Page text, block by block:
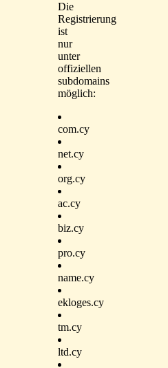
Die
Registrierung
ist
nur
unter
offiziellen
subdomains
möglich:
com.cy
net.cy
org.cy
ac.cy
biz.cy
pro.cy
name.cy
ekloges.cy
tm.cy
ltd.cy